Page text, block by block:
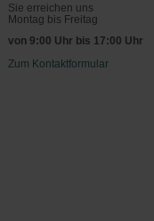
Sie erreichen uns
Montag bis Freitag
von 9:00 Uhr bis 17:00 Uhr
Zum Kontaktformular